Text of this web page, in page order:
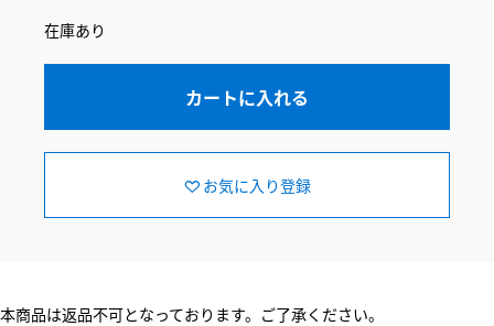
在庫あり
カートに入れる
お気に入り登録
本商品は返品不可となっております。ご了承ください。